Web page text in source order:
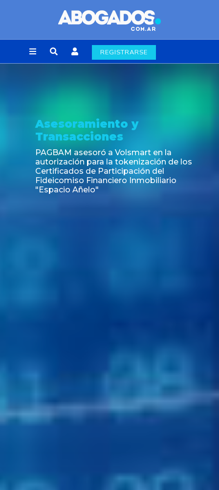
REGISTRARSE
Asesoramiento y
Transacciones
PAGBAM asesoró a Volsmart en la
autorización para la tokenización de los
Certificados de Participación del
Fideicomiso Financiero Inmobiliario
"Espacio Añelo"